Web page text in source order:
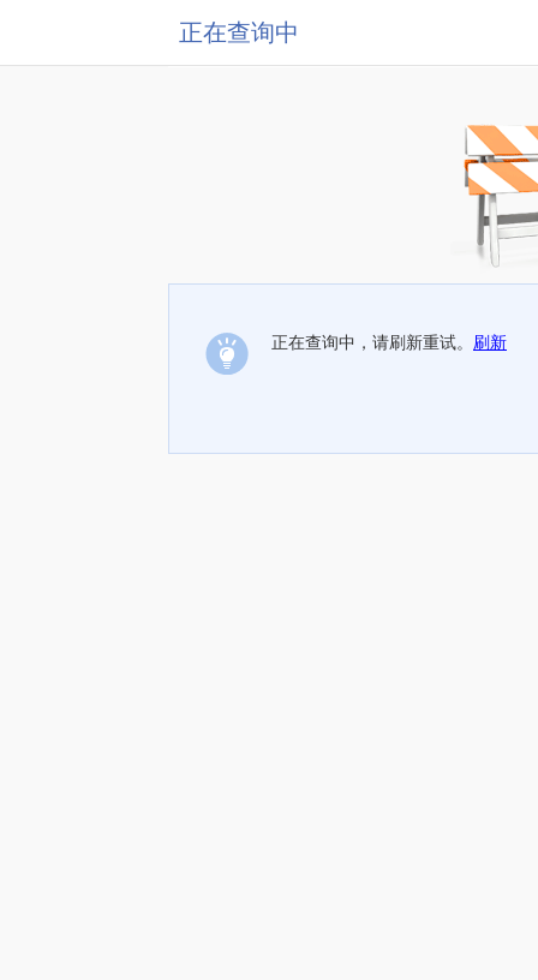
正在查询中
正在查询中，请刷新重试。 刷新